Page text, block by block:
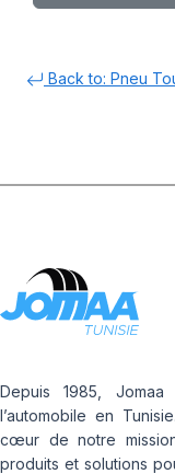
Back to: Pneu
Depuis 1985,
l’automobile en
cœur de notre
produits et solutions